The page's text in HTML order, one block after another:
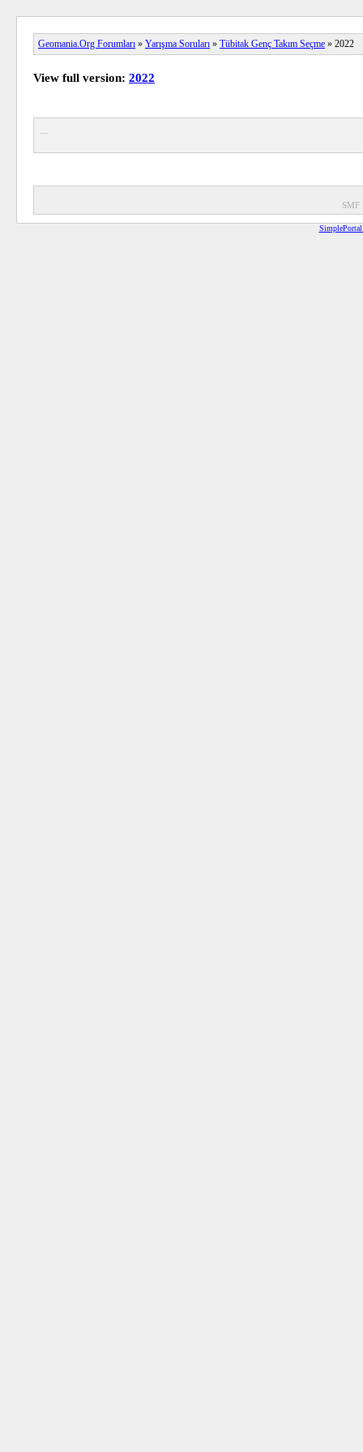
Geomania.Org Forumları » Yarışma Soruları » Tübitak Genç Takım Seçme » 2022
View full version: 2022
SMF